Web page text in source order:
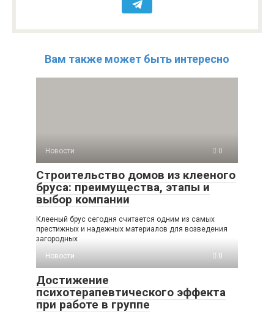
Вам также может быть интересно
Новости 0
Строительство домов из клееного
бруса: преимущества, этапы и
выбор компании
Клееный брус сегодня считается одним из самых
престижных и надежных материалов для возведения
загородных
Новости
0
Достижение
психотерапевтического эффекта
при работе в группе